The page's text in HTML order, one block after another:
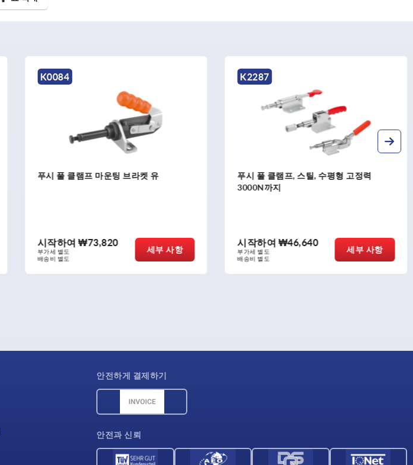
K2287
푸시 풀 클램프, 스틸, 수평형 고정력
시작하여₩46,640
부가세 별도
배송비 별도
세부 사항
K2290
푸시 풀 클램프, 스틸 고정력 3575N까지
시작하여₩59,230
부가세 별도
배송비 별도
세부 사항
안전하게 결제하기
안전과 신뢰